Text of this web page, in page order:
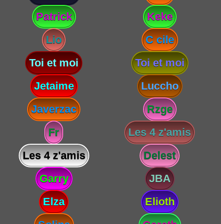
Patrick
Keke
Lio
C cile
Toi et moi
Toi et moi
Jetaime
Luccho
Javerzac
Rzge
Fr
Les 4 z'amis
Les 4 z'amis
Delest
Garry
JBA
Elza
Elioth